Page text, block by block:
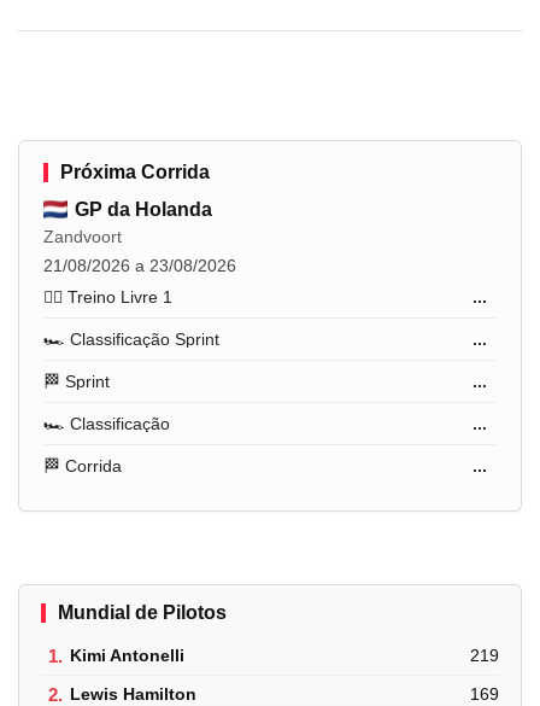
Próxima Corrida
GP da Holanda
Zandvoort
21/08/2026 a 23/08/2026
🏋️‍♂️ Treino Livre 1
...
🏎️ Classificação Sprint ...
🏁 Sprint ...
🏎️ Classificação ...
🏁 Corrida ...
Mundial de Pilotos
1. Kimi Antonelli 219
2. Lewis Hamilton 169